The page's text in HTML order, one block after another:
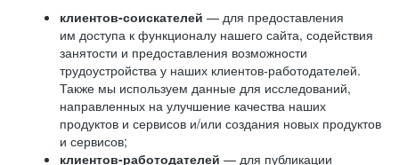
клиентов-соискателей — для предоставления
им доступа к функционалу нашего сайта, содействия
занятости и предоставления возможности
трудоустройства у наших клиентов-работодателей.
Также мы используем данные для исследований,
направленных на улучшение качества наших
продуктов и сервисов и/или создания новых продуктов
и сервисов;
клиентов-работодателей — для публикации